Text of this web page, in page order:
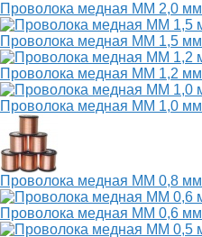
Проволока медная ММ 2,0 мм
Проволока медная ММ 1,5 мм
Проволока медная ММ 1,2 мм
Проволока медная ММ 1,0 мм
Проволока медная ММ 0,8 мм
Проволока медная ММ 0,6 мм